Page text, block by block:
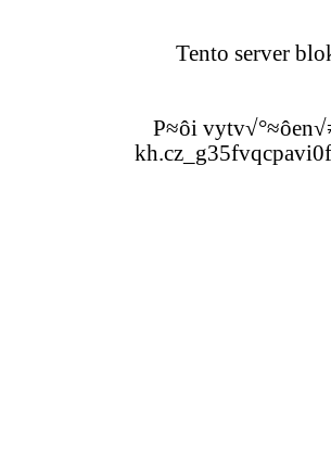
Tento server
P≈ôi